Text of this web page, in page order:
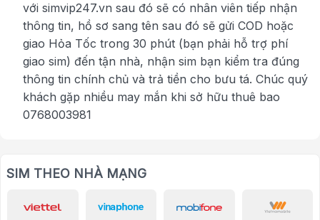
với simvip247.vn sau đó sẽ có nhân viên tiếp nhận
thông tin, hồ sơ sang tên sau đó sẽ gửi COD hoặc
giao Hỏa Tốc trong 30 phút (bạn phải hỗ trợ phí
giao sim) đến tận nhà, nhận sim bạn kiểm tra đúng
thông tin chính chủ và trả tiền cho bưu tá. Chúc quý
khách gặp nhiều may mắn khi sở hữu thuê bao
0768003981
SIM THEO NHÀ MẠNG